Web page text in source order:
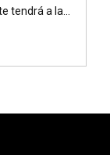
tendrá a la...